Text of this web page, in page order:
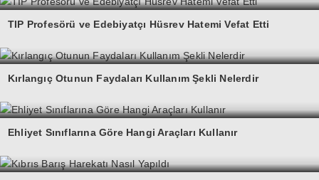
TIP Profesörü ve Edebiyatçı Hüsrev Hatemi Vefat Etti
Kırlangıç Otunun Faydaları Kullanım Şekli Nelerdir
Ehliyet Sınıflarına Göre Hangi Araçları Kullanır